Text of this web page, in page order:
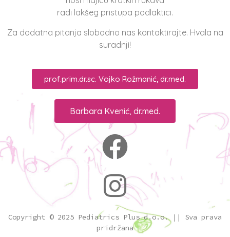
radi lakšeg pristupa podlaktici.
Za dodatna pitanja slobodno nas kontaktirajte. Hvala na
suradnji!
prof.prim.dr.sc. Vojko Rožmanić, dr.med.
Barbara Kvenić, dr.med.
Copyright © 2025 Pediatrics Plus d.o.o. || Sva prava
pridržana